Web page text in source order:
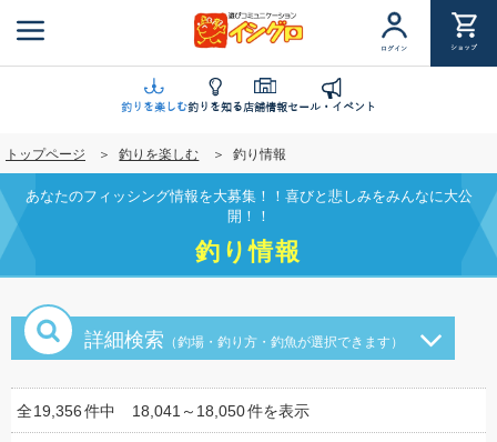
ン
に
移
動
ログイン ショップ
釣りを楽しむ釣りを知る店舗情報セール・イベント
トップページ 釣りを楽しむ 釣り情報
あなたのフィッシング情報を大募集！！喜びと悲しみをみんなに大公
開！！
釣り情報
詳細検索 （釣場・釣り方・釣魚が選択できます）
全19,356件中 18,041～18,050件を表示